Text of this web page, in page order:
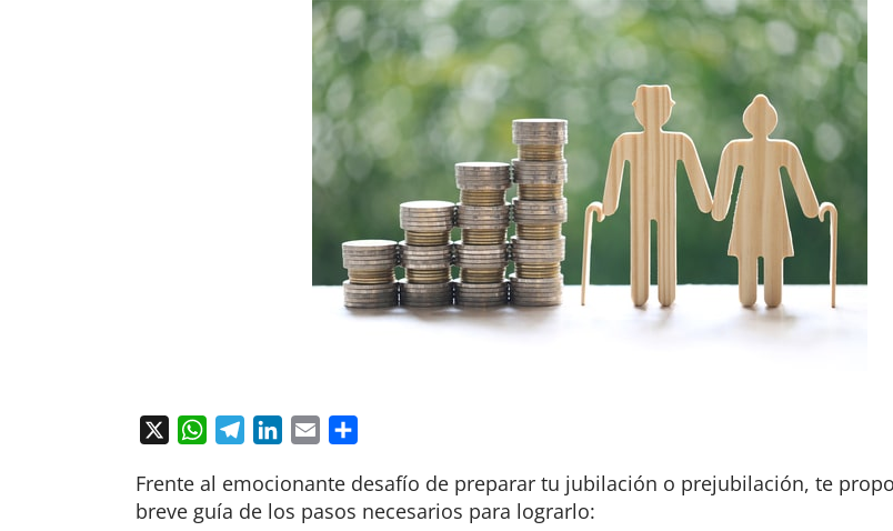
WhatsAppTelegramLinkedIn
Email
Frente al emocionante desafío de preparar tu jubilación o prejubilación, te
breve guía de los pasos necesarios para lograrlo: